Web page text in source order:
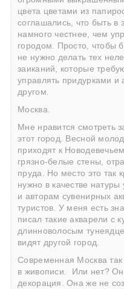
цвета цветами из
соглашались, что быть в
намного честнее, чем
городом. Просто, чтобы
не нужно делать тех
заиканий, которые
управлять придурками и
другом.
Москва.
Мне нравится смотреть
этот город. Весной
приходят к
грязно-белые стены,
пруда. Но место это так
нужно в качестве
и авторам сувенирных
туристов. У меня есть
писал такие акварели с
длинноволосым
видят другой город.
Современная Москва
в живописи. Или нет?
декорация. Она же не